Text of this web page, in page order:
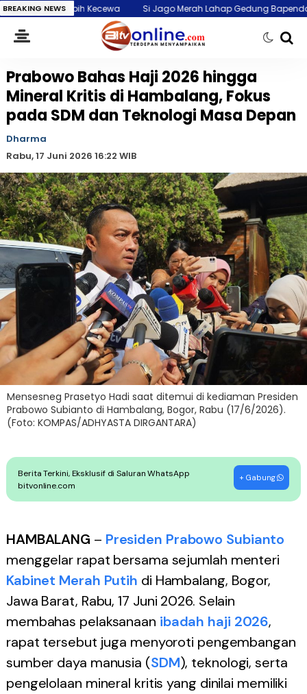
BREAKING NEWS
Kecewa Si Jago Merah Lahap Gedung Bapenda DKI Jakarta, Api
Prabowo Bahas Haji 2026 hingga
Mineral Kritis di Hambalang, Fokus
pada SDM dan Teknologi Masa Depan
Dharma
Rabu, 17 Juni 2026 16:22 WIB
Mensesneg Prasetyo Hadi saat ditemui di kediaman Presiden
Prabowo Subianto di Hambalang, Bogor, Rabu (17/6/2026).
(Foto: KOMPAS/ADHYASTA DIRGANTARA)
Berita Terkini, Eksklusif di Saluran WhatsApp
bitvonline.com
+ Gabung
HAMBALANG – Presiden Prabowo Subianto
menggelar rapat bersama sejumlah menteri
Kabinet Merah Putih di Hambalang, Bogor,
Jawa Barat, Rabu, 17 Juni 2026. Selain
membahas pelaksanaan ibadah haji 2026,
rapat tersebut juga menyoroti pengembangan
sumber daya manusia (SDM), teknologi, serta
pengelolaan mineral kritis yang dinilai memiliki